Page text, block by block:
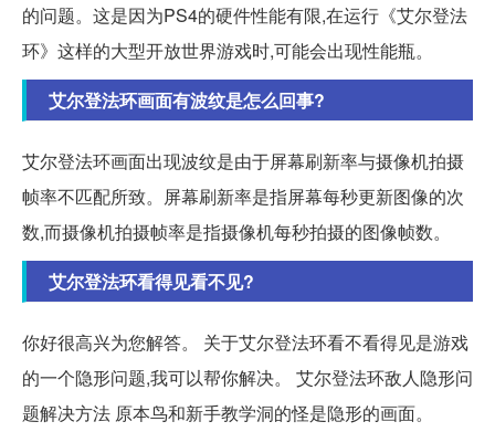
的问题。这是因为PS4的硬件性能有限,在运行《艾尔登法
环》这样的大型开放世界游戏时,可能会出现性能瓶。
艾尔登法环画面有波纹是怎么回事?
艾尔登法环画面出现波纹是由于屏幕刷新率与摄像机拍摄
帧率不匹配所致。屏幕刷新率是指屏幕每秒更新图像的次
数,而摄像机拍摄帧率是指摄像机每秒拍摄的图像帧数。
艾尔登法环看得见看不见?
你好很高兴为您解答。 关于艾尔登法环看不看得见是游戏
的一个隐形问题,我可以帮你解决。 艾尔登法环敌人隐形问
题解决方法 原本鸟和新手教学洞的怪是隐形的画面。